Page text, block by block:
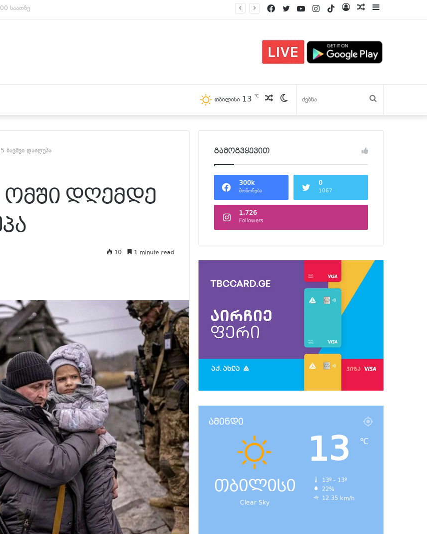
საათზე პოსტები
Log
TikTok
Instagram
YouTube
Twitter
Facebook
Switch
skin
პოსტები
თბილისი 13 ℃
ბავშვი დაიღუპა
ომში დღემდე
10 1 minute read
გამოგვყევით
300k
მოწონება
0
1067
1,726
Followers
ამინდი
თბილისი
Clear Sky
13 ℃
13º - 13º
22%
12.35 km/h